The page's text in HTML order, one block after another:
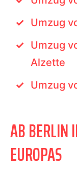
Umzug
Umzug
Alzette
Umzug
AB BERLIN
EUROPAS